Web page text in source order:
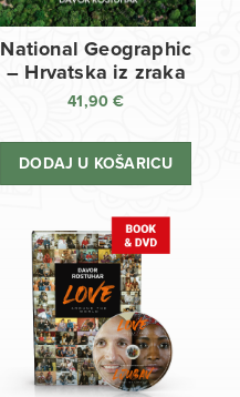
National Geographic
– Hrvatska iz zraka
41,90€
DODAJ U KOŠARICU